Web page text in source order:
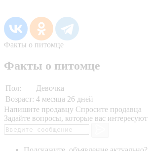
Факты о питомце
Факты о питомце
Пол:
Девочка
Возраст: 4 месяца 26 дней
Напишите продавцу Спросите продавца
Задайте вопросы, которые вас интересуют